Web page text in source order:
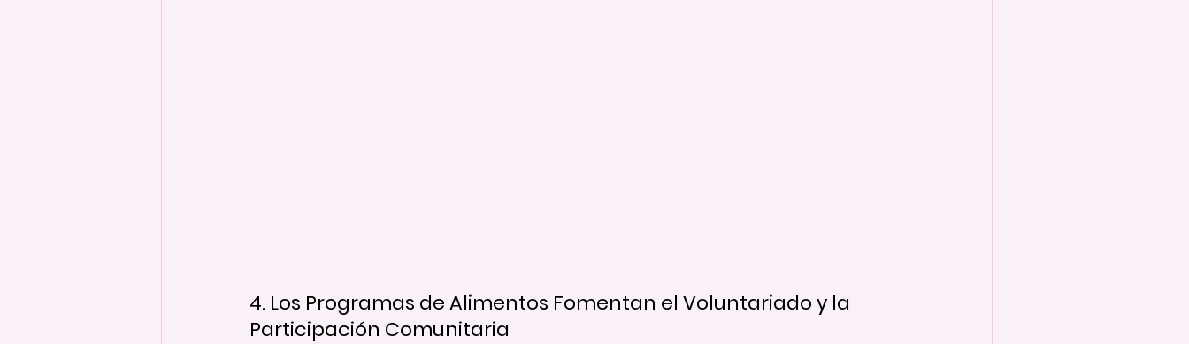
4. Los Programas de Alimentos Fomentan el Voluntariado y la
Participación Comunitaria